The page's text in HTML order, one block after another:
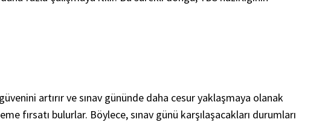
artırır ve sınav gününde daha cesur yaklaşmaya olanak
fırsatı bulurlar. Böylece, sınav günü karşılaşacakları durumları